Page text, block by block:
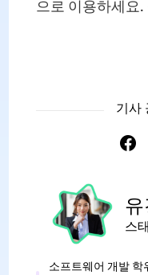
으로 이용하세요
기사
스
소프트웨어 개발 학